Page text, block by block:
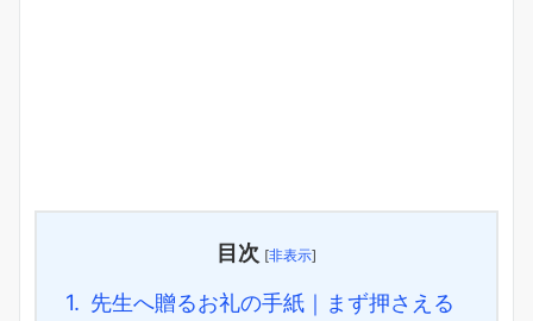
目次 [非表示]
1. 先生へ贈るお礼の手紙｜まず押さえる